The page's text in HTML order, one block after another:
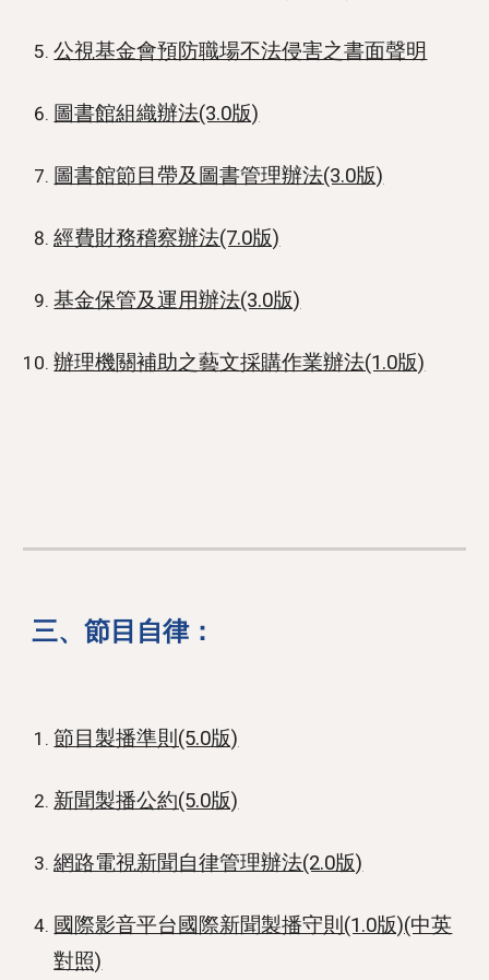
公視基金會預防職場不法侵害之書面聲明
圖書館組織辦法(3.0版)
圖書館節目帶及圖書管理辦法(3.0版)
經費財務稽察辦法(7.0版)
基金保管及運用辦法(3.0版)
辦理機關補助之藝文採購作業辦法(1.0版)
三、節目自律：
節目製播準則(5.0版)
新聞製播公約(5.0版)
網路電視新聞自律管理辦法(2.0版)
國際影音平台國際新聞製播守則(1.0版)(中英
對照)